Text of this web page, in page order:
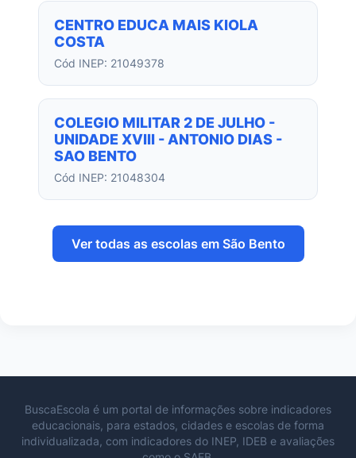
CENTRO EDUCA MAIS KIOLA
COSTA
Cód INEP: 21049378
COLEGIO MILITAR 2 DE JULHO -
UNIDADE XVIII - ANTONIO DIAS -
SAO BENTO
Cód INEP: 21048304
Ver todas as escolas em São Bento
BuscaEscola é um portal de informações sobre indicadores
educacionais, para estados, cidades e escolas de forma
individualizada, com indicadores do INEP, IDEB e avaliações